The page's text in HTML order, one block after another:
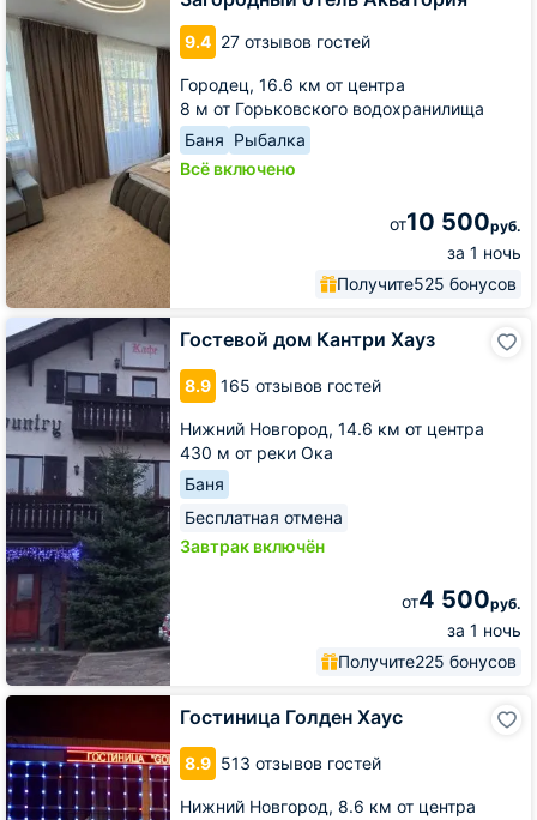
9.4 27 отзывов гостей
Городец, 16.6 км от центра
8 м от Горьковского водохранилища
Баня Рыбалка
Всё включено
от10 500руб.
за 1 ночь
Получите525 бонусов
Гостевой дом Кантри Хауз
8.9 165 отзывов гостей
Нижний Новгород, 14.6 км от центра
430 м от реки Ока
Баня
Бесплатная отмена
Завтрак включён
от4 500руб.
за 1 ночь
Получите225 бонусов
Гостевой
дом
Кантри
Хауз
Гостиница Голден Хаус
8.9 513 отзывов гостей
Нижний Новгород, 8.6 км от центра
Гостиница
Хаус